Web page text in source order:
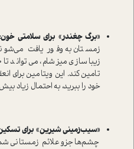
«برگ چغندر» برای سلامتی خون:
زمستان به وفور یافت
تامین کند. این ویتامین برای
خود را ببرید، به احتمال زیاد
«سیب‌زمینی شیرین» برای
چشم‌ها جزو علائم زمستانی